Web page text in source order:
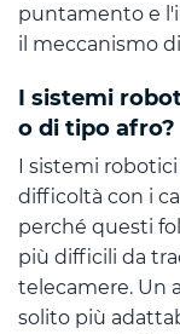
puntamento e
il meccanismo
I sistemi
o di tipo afro?
I sistemi
difficoltà con i
perché questi
più difficili da
telecamere. Un
solito più